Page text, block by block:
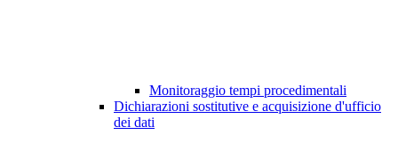
Monitoraggio tempi procedimentali
Dichiarazioni sostitutive e acquisizione d'ufficio
dei dati